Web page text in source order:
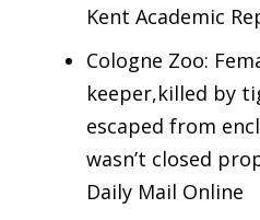
Kent Academic
Cologne Zoo:
keeper,killed by
escaped from
wasn’t closed
Daily Mail Online